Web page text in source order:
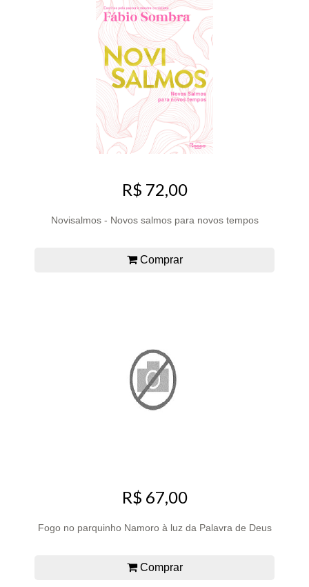
R$ 72,00
Novisalmos - Novos salmos para novos tempos
Comprar
R$ 67,00
Fogo no parquinho Namoro à luz da Palavra de Deus
Comprar